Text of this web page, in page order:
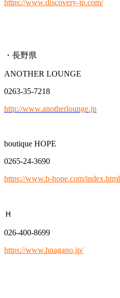
https://www.discovery-jp.com/
・長野県
ANOTHER LOUNGE
0263-35-7218
http://www.anotherlounge.jp
boutique HOPE
0265-24-3690
https://www.b-hope.com/index.html
Ｈ
026-400-8699
https://www.hnagano.jp/